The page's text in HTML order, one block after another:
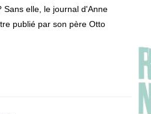
Sans elle, le journal d'Anne
publié par son père Otto